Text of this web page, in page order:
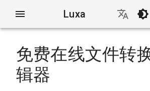
Luxa
免费在线文件转
辑器